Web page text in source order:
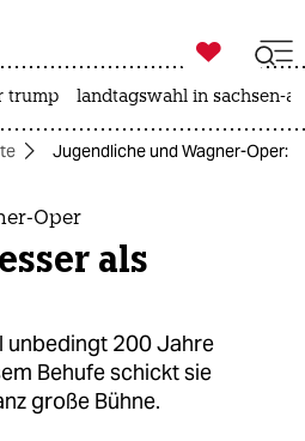
zahl ich
ich

taz zahl ich
trump landtagswahl in sachsen-
Jugendliche und Wagner-Oper:
Oper
als
unbedingt 200 Jahre
Behufe schickt sie
große Bühne.